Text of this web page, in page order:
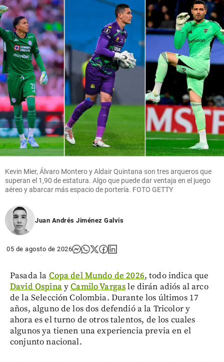
Kevin Mier, Álvaro Montero y Aldair Quintana son tres arqueros que
superan el 1,90 de estatura. Algo que puede dar ventaja en el juego
aéreo y abarcar más espacio de portería. FOTO GETTY
Juan Andrés Jiménez Galvis
05 de agosto de 2026
Pasada la Copa del Mundo de 2026, todo indica que
David OspinayCamilo Vargasle dirán adiós al arco
de la Selección Colombia. Durante los últimos 17
años, alguno de los dos defendió a la Tricolor y
ahora es el turno de otros talentos, de los cuales
algunos ya tienen una experiencia previa en el
conjunto nacional.